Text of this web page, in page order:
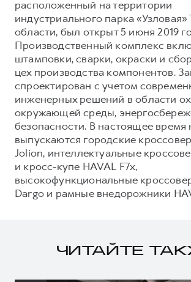
расположенный на территории
индустриального парка «Узловая»
области, был открыт 5 июня 2019
Производственный комплекс
штамповки, сварки, окраски и
цех производства компонентов.
спроектирован с учетом
инженерных решений в области
окружающей среды,
безопасности. В настоящее время
выпускаются городские
Jolion, интеллектуальные
и кросс-купе HAVAL F7x,
высокофункциональные
Dargo и рамные внедорожники
ЧИТАЙТЕ